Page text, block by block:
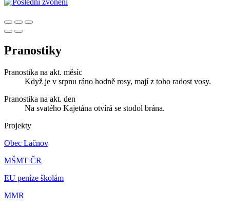
Pranostiky
Pranostika na akt. měsíc
Když je v srpnu ráno hodně rosy, mají z toho radost vosy.
Pranostika na akt. den
Na svatého Kajetána otvírá se stodol brána.
Projekty
Obec Lačnov
MŠMT ČR
EU peníze školám
MMR